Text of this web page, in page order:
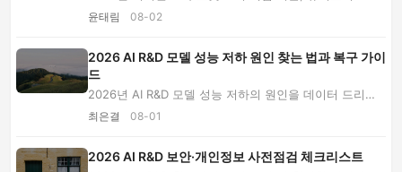
동로봇 비교, 실증 지표와 도입 비용, 2027년 ...
윤태림 08-02
2026 AI R&D 모델 성능 저하 원인 찾는 법과 복구 가이
드
2026년 AI R&D 모델 성능 저하의 원인을 데이터 드리프
트, 전처리 오류, 운영 장애로 구분하고 단계별 ...
최은결 08-01
2026 AI R&D 보안·개인정보 사전점검 체크리스트